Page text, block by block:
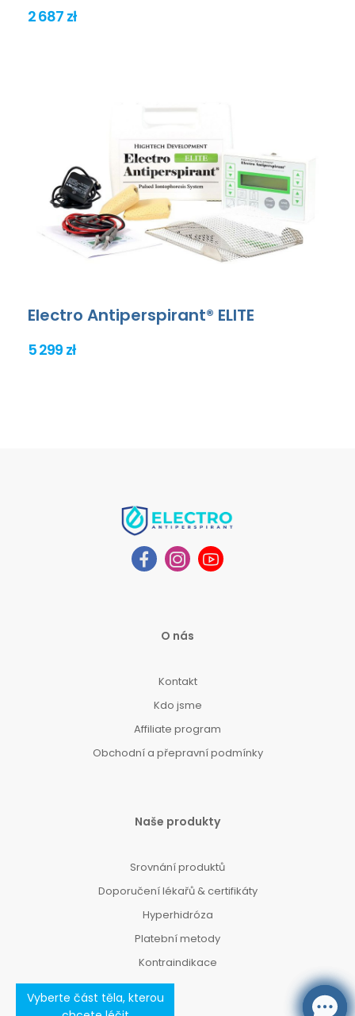
Vyberte část těla, kterou
2 687 zł
Electro Antiperspirant® ELITE
5 299 zł
O nás
Kontakt
Kdo jsme
Affiliate program
Obchodní a přepravní podmínky
Naše produkty
Srovnání produktů
Doporučení lékařů & certifikáty
Hyperhidróza
Platební metody
Kontraindikace